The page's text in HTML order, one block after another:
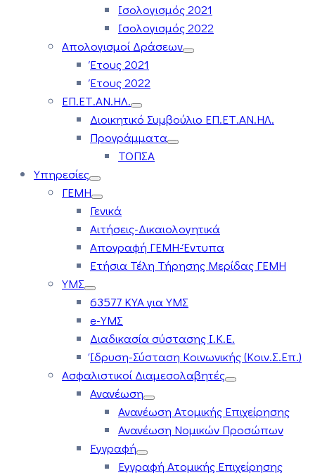
Ισολογισμός 2021
Ισολογισμός 2022
Απολογισμοί Δράσεων
Έτους 2021
Έτους 2022
ΕΠ.ΕΤ.ΑΝ.ΗΛ.
Διοικητικό Συμβούλιο ΕΠ.ΕΤ.ΑΝ.ΗΛ.
Προγράμματα
ΤΟΠΣΑ
Υπηρεσίες
ΓΕΜΗ
Γενικά
Αιτήσεις-Δικαιολογητικά
Απογραφή ΓΕΜΗ-Έντυπα
Ετήσια Τέλη Τήρησης Μερίδας ΓΕΜΗ
ΥΜΣ
63577 ΚΥΑ για ΥΜΣ
e-ΥΜΣ
Διαδικασία σύστασης Ι.Κ.Ε.
Ίδρυση-Σύσταση Κοινωνικής (Κοιν.Σ.Επ.)
Ασφαλιστικοί Διαμεσολαβητές
Ανανέωση
Ανανέωση Ατομικής Επιχείρησης
Ανανέωση Νομικών Προσώπων
Εγγραφή
Εγγραφή Ατομικής Επιχείρησης